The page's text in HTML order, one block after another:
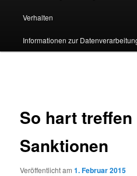
Verhalten
Informationen zur
So hart
Sanktionen
Veröffentlicht am1. Februar 2015